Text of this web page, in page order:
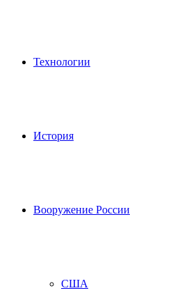
Технологии
История
Вооружение России
США